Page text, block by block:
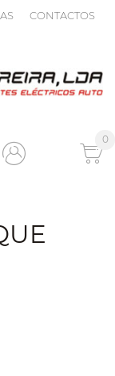
CONTACTOS
0